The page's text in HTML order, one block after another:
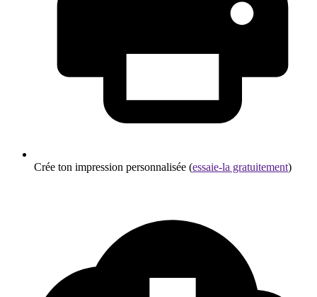
Crée ton impression personnalisée (essaie-la gratuitement)